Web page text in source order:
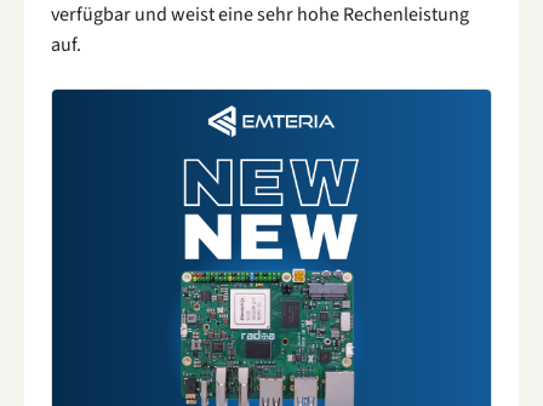
verfügbar und weist eine sehr hohe Rechenleistung
auf.